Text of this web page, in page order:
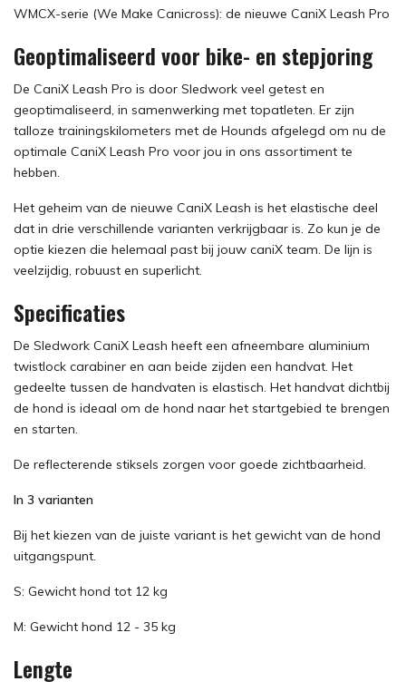
WMCX-serie (We Make Canicross): de nieuwe CaniX Leash Pro
Geoptimaliseerd voor bike- en stepjoring
De CaniX Leash Pro is door Sledwork veel getest en
geoptimaliseerd, in samenwerking met topatleten. Er zijn
talloze trainingskilometers met de Hounds afgelegd om nu de
optimale CaniX Leash Pro voor jou in ons assortiment te
hebben.
Het geheim van de nieuwe CaniX Leash is het elastische deel
dat in drie verschillende varianten verkrijgbaar is. Zo kun je de
optie kiezen die helemaal past bij jouw caniX team. De lijn is
veelzijdig, robuust en superlicht.
Specificaties
De Sledwork CaniX Leash heeft een afneembare aluminium
twistlock carabiner en aan beide zijden een handvat. Het
gedeelte tussen de handvaten is elastisch. Het handvat dichtbij
de hond is ideaal om de hond naar het startgebied te brengen
en starten.
De reflecterende stiksels zorgen voor goede zichtbaarheid.
In 3 varianten
Bij het kiezen van de juiste variant is het gewicht van de hond
uitgangspunt.
S: Gewicht hond tot 12 kg
M: Gewicht hond 12 - 35 kg
Lengte